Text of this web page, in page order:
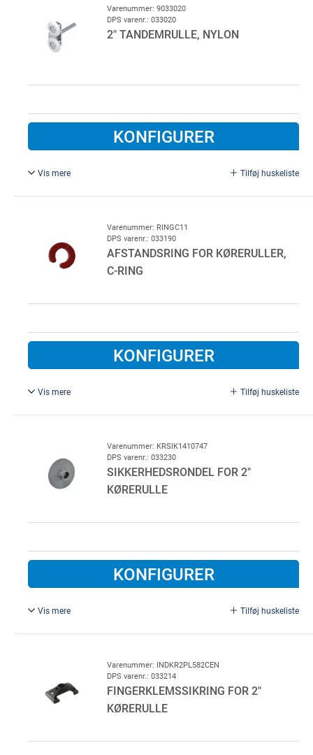
Bruges på lavtløft porte ved skjult wireføring.(F593)
Ø 11 mm
Varenummer: 9033020
DPS varenr.: 033020
2" TANDEMRULLE, NYLON
KONFIGURER
Vis mere Tilføj huskeliste
Justerbar tandemkørerulle, galvaniseret stål.
Varenummer: RINGC11
DPS varenr.: 033190
AFSTANDSRING FOR KØRERULLER,
C-RING
KONFIGURER
Vis mere Tilføj huskeliste
Varenummer: KRSIK1410747
DPS varenr.: 033230
SIKKERHEDSRONDEL FOR 2"
KØRERULLE
KONFIGURER
Vis mere Tilføj huskeliste
Varenummer: INDKR2PL582CEN
DPS varenr.: 033214
FINGERKLEMSSIKRING FOR 2"
KØRERULLE